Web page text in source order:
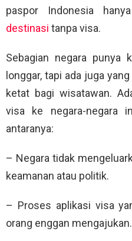
paspor Indonesia
destinasi tanpa visa.
Sebagian negara punya
longgar, tapi ada juga
ketat bagi wisatawan.
visa ke negara-negara
antaranya:
– Negara tidak
keamanan atau politik.
– Proses aplikasi visa
orang enggan mengajukan.